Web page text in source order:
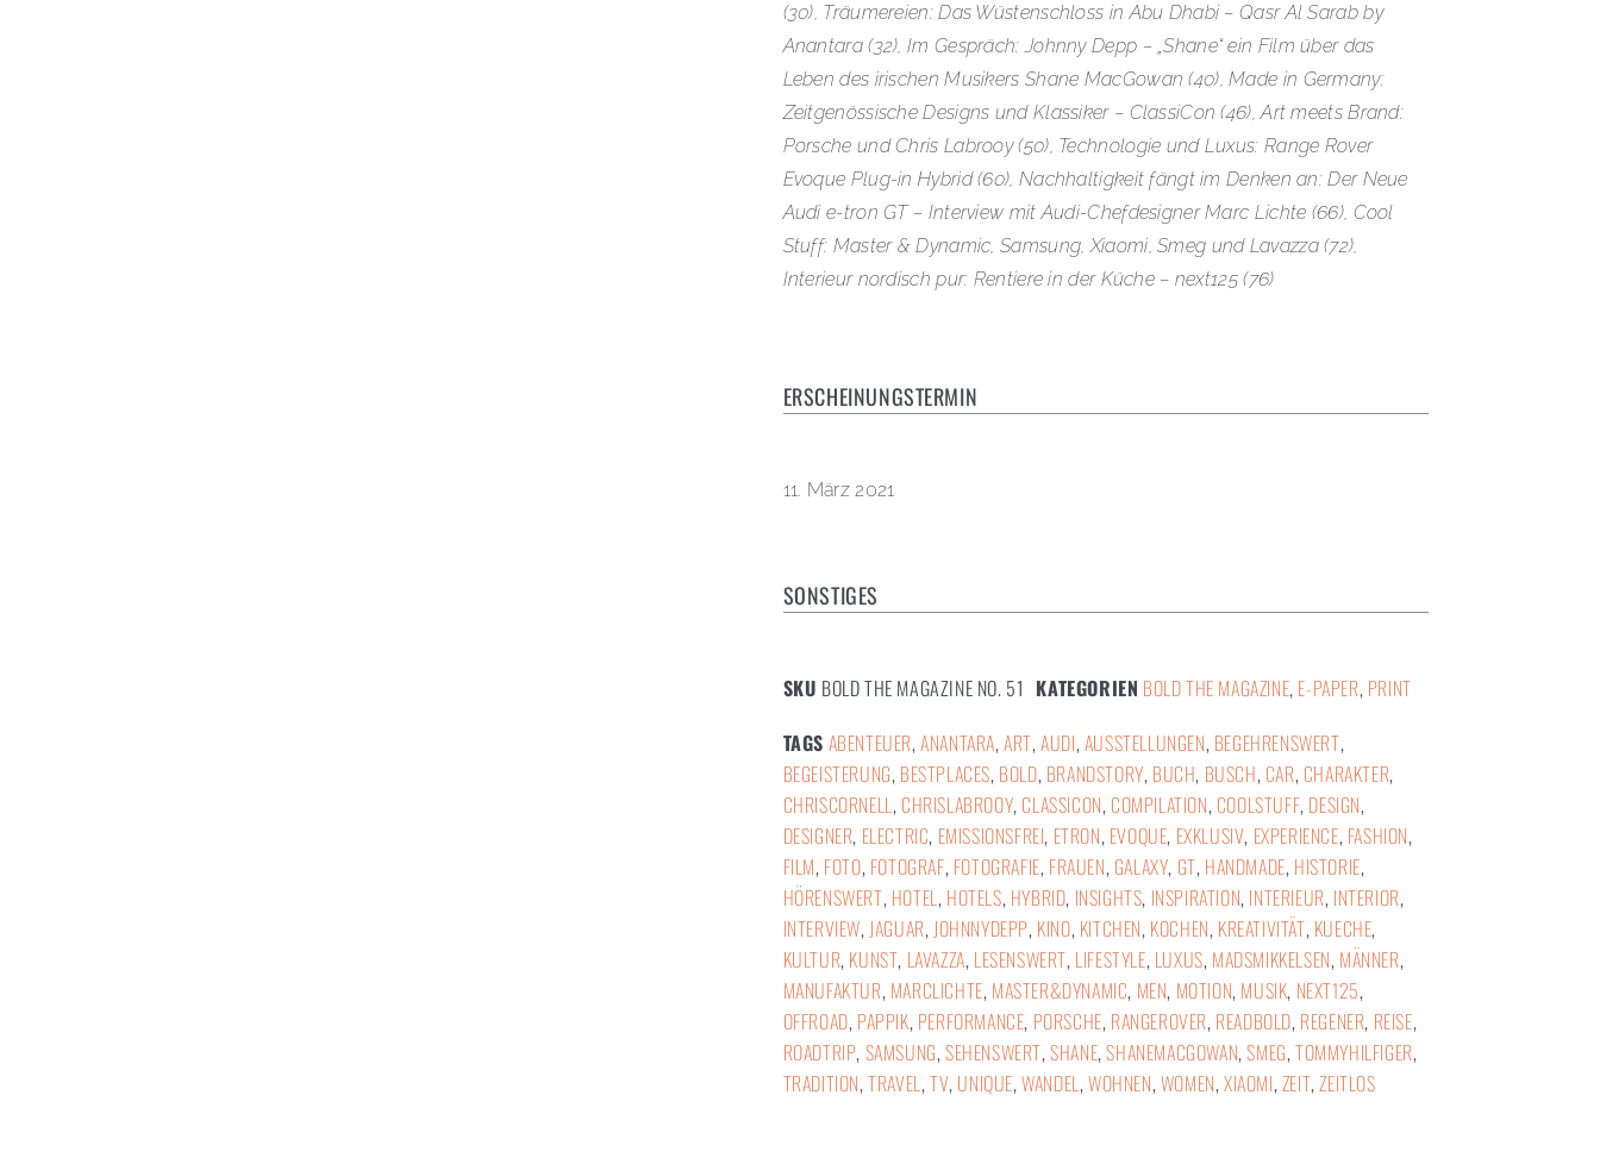
(30), Träumereien: Das Wüstenschloss in Abu Dhabi – Qasr Al Sarab by
Anantara (32), Im Gespräch: Johnny Depp – „Shane“ ein Film über das
Leben des irischen Musikers Shane MacGowan (40), Made in Germany:
Zeitgenössische Designs und Klassiker – ClassiCon (46), Art meets Brand:
Porsche und Chris Labrooy (50), Technologie und Luxus: Range Rover
Evoque Plug-in Hybrid (60), Nachhaltigkeit fängt im Denken an: Der Neue
Audi e-tron GT – Interview mit Audi-Chefdesigner Marc Lichte (66), Cool
Stuff: Master & Dynamic, Samsung, Xiaomi, Smeg und Lavazza (72),
Interieur nordisch pur: Rentiere in der Küche – next125 (76)
ERSCHEINUNGSTERMIN
11. März 2021
SONSTIGES
SKU BOLD THE MAGAZINE NO. 51 KATEGORIEN BOLD THE MAGAZINE, E-PAPER, PRINT
TAGS ABENTEUER,ANANTARA,ART,AUDI,AUSSTELLUNGEN, BEGEHRENSWERT,
BEGEISTERUNG, BESTPLACES, BOLD, BRANDSTORY, BUCH, BUSCH, CAR, CHARAKTER,
CHRISCORNELL, CHRISLABROOY, CLASSICON, COMPILATION, COOLSTUFF, DESIGN,
DESIGNER, ELECTRIC, EMISSIONSFREI, ETRON, EVOQUE, EXKLUSIV, EXPERIENCE, FASHION,
FILM, FOTO, FOTOGRAF, FOTOGRAFIE, FRAUEN, GALAXY, GT, HANDMADE, HISTORIE,
HÖRENSWERT, HOTEL, HOTELS, HYBRID, INSIGHTS, INSPIRATION, INTERIEUR, INTERIOR,
INTERVIEW, JAGUAR, JOHNNYDEPP, KINO, KITCHEN, KOCHEN, KREATIVITÄT, KUECHE,
KULTUR, KUNST, LAVAZZA, LESENSWERT, LIFESTYLE, LUXUS, MADSMIKKELSEN, MÄNNER,
MANUFAKTUR, MARCLICHTE, MASTER&DYNAMIC, MEN, MOTION, MUSIK, NEXT125,
OFFROAD, PAPPIK, PERFORMANCE, PORSCHE, RANGEROVER, READBOLD, REGENER, REISE,
ROADTRIP, SAMSUNG,SEHENSWERT,SHANE,SHANEMACGOWAN,SMEG,TOMMYHILFIGER,
TRADITION,TRAVEL,TV, UNIQUE,WANDEL,WOHNEN,WOMEN,XIAOMI,ZEIT,ZEITLOS